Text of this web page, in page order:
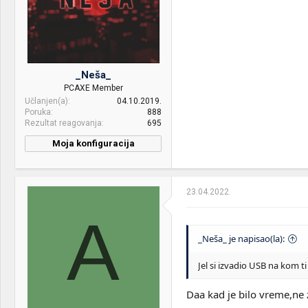
DDR4 3600 MHz
VGA & cooler: Palit RTX 3060 Ti Dual 8 GB
27" AOC 27G2SPU/BK
HDD:
Sandisk 120 GB sata ssd +
WD 4 TB sata hdd +
Kingston 120 GB sata ssd
Sound:
Microlab MT280B, Sony
WH-XB700
PSU: XPG Core Reactor 650
Logitech MX Keys Mini &
Internet: mts 400/200
OS & Browser: Windows 10
_Neša_
PCAXE Member
Učlanjen(a)
04.10.2019.
Poruka
888
Rezultat reagovanja
695
Moja konfiguracija
Name:
AMD Ryzen 5 3350G
Patriot Viper Steel 8GB
3200MHz
VGA & cooler: AMD Radeon Vega 11
A
23.04.2022.
_Neša_ je napisao(la):
Jel si izvadio USB na kom
Daa kad je bilo